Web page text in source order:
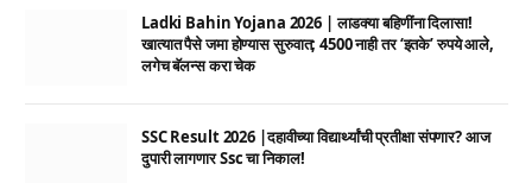
Ladki Bahin Yojana 2026 | लाडक्या बहिणींना दिलासा!
खात्यात पैसे जमा होण्यास सुरुवात; 4500 नाही तर ‘इतके’ रुपये आले,
लगेच बॅलन्स करा चेक
SSC Result 2026 |दहावीच्या विद्यार्थ्यांची प्रतीक्षा संपणार? आज
दुपारी लागणार Ssc चा निकाल!